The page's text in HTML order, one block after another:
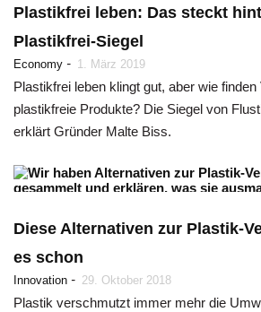
Plastikfrei leben: Das steckt
Plastikfrei-Siegel
Economy - 1. März 2019
Plastikfrei leben klingt gut, aber wie finden
plastikfreie Produkte? Die Siegel von
erklärt Gründer Malte Biss.
Diese Alternativen zur Plastik-
es schon
Innovation - 29. Oktober 2018
Plastik verschmutzt immer mehr die